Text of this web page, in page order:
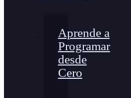
Aprende a
Programar
desde
Cero